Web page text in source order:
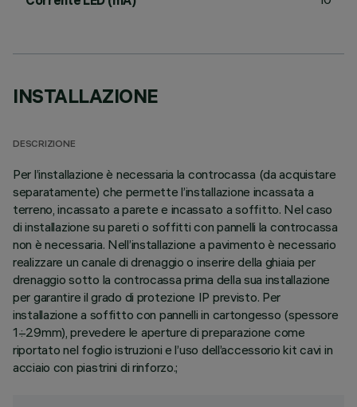
INSTALLAZIONE
DESCRIZIONE
Per l’installazione è necessaria la controcassa (da acquistare
separatamente) che permette l’installazione incassata a
terreno, incassato a parete e incassato a soffitto. Nel caso
di installazione su pareti o soffitti con pannelli la controcassa
non è necessaria. Nell’installazione a pavimento è necessario
realizzare un canale di drenaggio o inserire della ghiaia per
drenaggio sotto la controcassa prima della sua installazione
per garantire il grado di protezione IP previsto. Per
installazione a soffitto con pannelli in cartongesso (spessore
1÷29mm), prevedere le aperture di preparazione come
riportato nel foglio istruzioni e l’uso dell’accessorio kit cavi in
acciaio con piastrini di rinforzo.;